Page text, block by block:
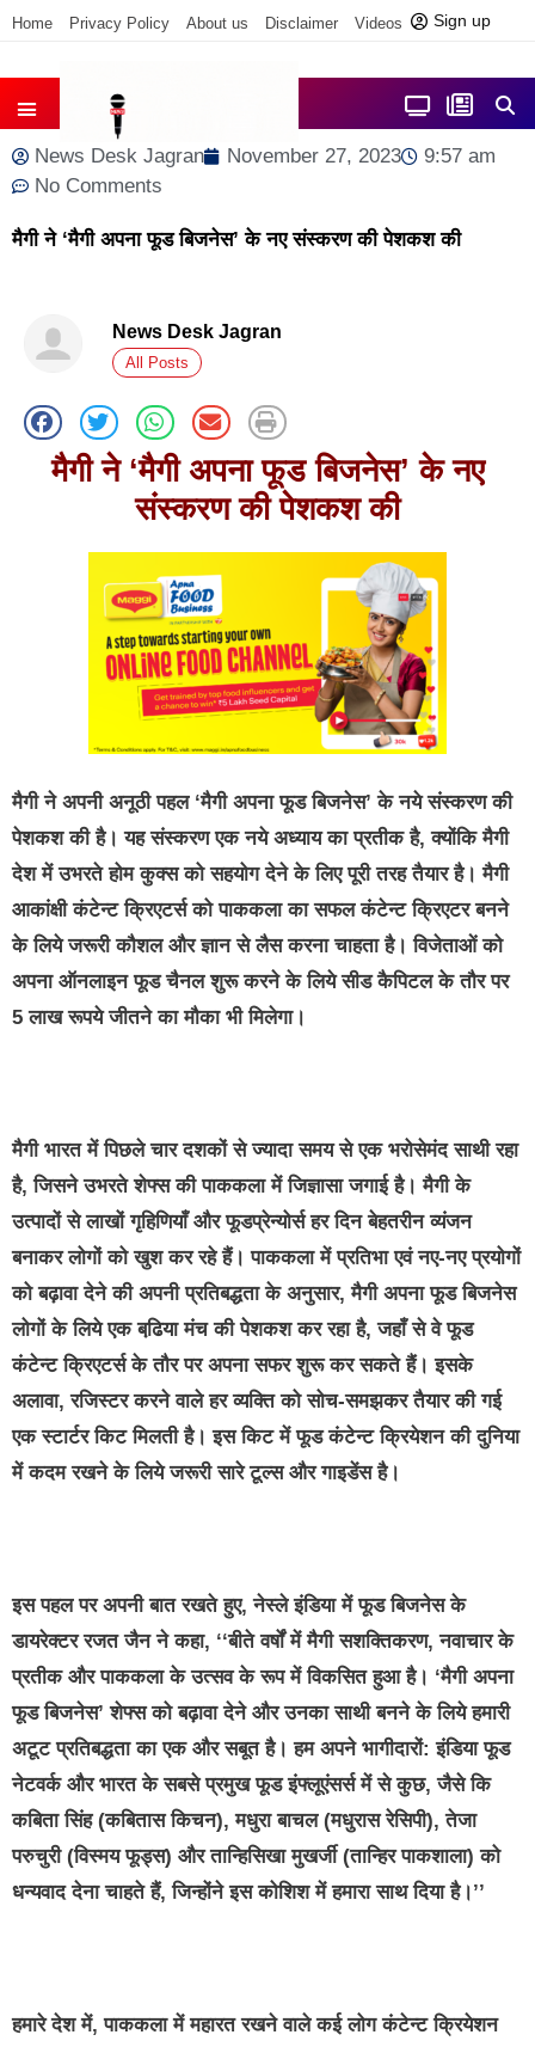
Home Privacy Policy About us Disclaimer Videos Contact us
Sign up
News Desk Jagran November 27, 2023
9:57 am
No Comments
मैगी ने ‘मैगी अपना फूड बिजनेस’ के नए संस्‍करण की पेशकश की
News Desk Jagran
All Posts
मैगी ने ‘मैगी अपना फूड बिजनेस’ के नए
संस्‍करण की पेशकश की
मैगी ने अपनी अनूठी पहल ‘मैगी अपना फूड बिजनेस’ के नये संस्‍करण की
पेशकश की है। यह संस्‍करण एक नये अध्‍याय का प्रतीक है, क्‍योंकि मैगी
देश में उभरते होम कुक्‍स को सहयोग देने के लिए पूरी तरह तैयार है। मैगी
आकांक्षी कंटेन्‍ट क्रिएटर्स को पाककला का सफल कंटेन्‍ट क्रिएटर बनने
के लिये जरूरी कौशल और ज्ञान से लैस करना चाहता है। विजेताओं को
अपना ऑनलाइन फूड चैनल शुरू करने के लिये सीड कैपिटल के तौर पर
5 लाख रूपये जीतने का मौका भी मिलेगा।
मैगी भारत में पिछले चार दशकों से ज्‍यादा समय से एक भरोसेमंद साथी रहा
है, जिसने उभरते शेफ्स की पाककला में जिज्ञासा जगाई है। मैगी के
उत्‍पादों से लाखों गृहिणियाँ और फूडप्रेन्‍योर्स हर दिन बेहतरीन व्‍यंजन
बनाकर लोगों को खुश कर रहे हैं। पाककला में प्रतिभा एवं नए-नए प्रयोगों
को बढ़ावा देने की अपनी प्रतिबद्धता के अनुसार, मैगी अपना फूड बिजनेस
लोगों के लिये एक बढि़या मंच की पेशकश कर रहा है, जहाँ से वे फूड
कंटेन्‍ट क्रिएटर्स के तौर पर अपना सफर शुरू कर सकते हैं। इसके
अलावा, रजिस्‍टर करने वाले हर व्‍यक्ति को सोच-समझकर तैयार की गई
एक स्‍टार्टर किट मिलती है। इस किट में फूड कंटेन्‍ट क्रियेशन की दुनिया
में कदम रखने के लिये जरूरी सारे टूल्‍स और गाइडेंस है।
इस पहल पर अपनी बात रखते हुए, नेस्‍ले इंडिया में फूड बिजनेस के
डायरेक्‍टर रजत जैन ने कहा, ‘‘बीते वर्षों में मैगी सशक्तिकरण, नवाचार के
प्रतीक और पाककला के उत्‍सव के रूप में विकसित हुआ है। ‘मैगी अपना
फूड बिजनेस’ शेफ्स को बढ़ावा देने और उनका साथी बनने के लिये हमारी
अटूट प्रतिबद्धता का एक और सबूत है। हम अपने भागीदारों: इंडिया फूड
नेटवर्क और भारत के सबसे प्रमुख फूड इंफ्लूएंसर्स में से कुछ, जैसे कि
कबिता सिंह (कबितास किचन), मधुरा बाचल (मधुरास रेसिपी), तेजा
परुचुरी (विस्‍मय फूड्स) और तान्हिसिखा मुखर्जी (तान्हिर पाकशाला) को
धन्‍यवाद देना चाहते हैं, जिन्‍होंने इस कोशिश में हमारा साथ दिया है।’’
हमारे देश में, पाककला में महारत रखने वाले कई लोग कंटेन्‍ट क्रियेशन